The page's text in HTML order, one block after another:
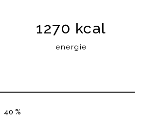
1270 kcal
energie
40 %